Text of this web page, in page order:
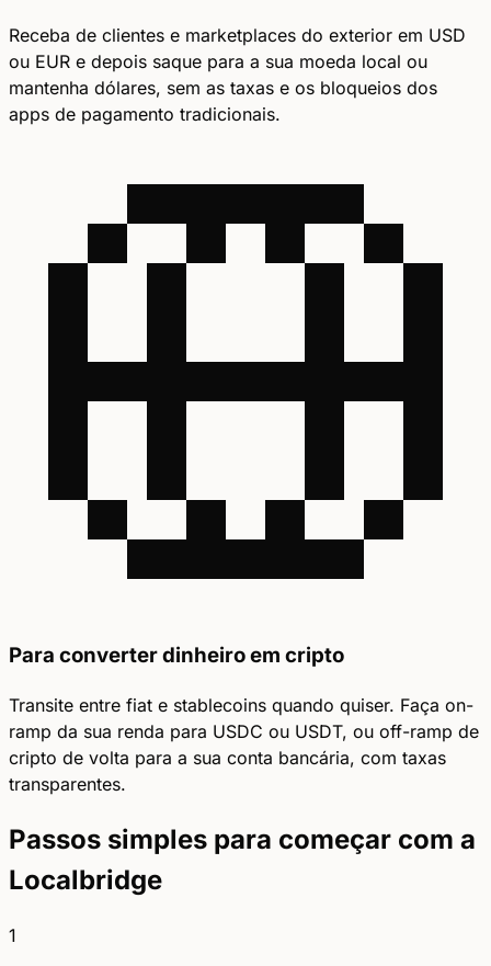
Receba de clientes e marketplaces do exterior em USD
ou EUR e depois saque para a sua moeda local ou
mantenha dólares, sem as taxas e os bloqueios dos
apps de pagamento tradicionais.
Para converter dinheiro em cripto
Transite entre fiat e stablecoins quando quiser. Faça on-
ramp da sua renda para USDC ou USDT, ou off-ramp de
cripto de volta para a sua conta bancária, com taxas
transparentes.
Passos simples para começar com a
Localbridge
1